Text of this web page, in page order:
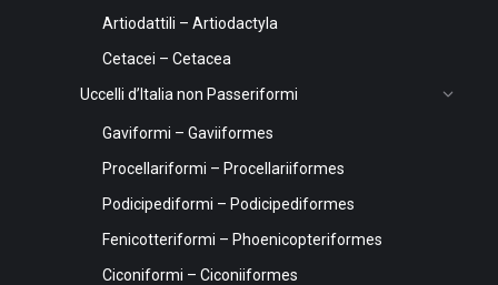
Artiodattili – Artiodactyla
Cetacei – Cetacea
Uccelli d’Italia non Passeriformi
Gaviformi – Gaviiformes
Procellariformi – Procellariiformes
Podicipediformi – Podicipediformes
Fenicotteriformi – Phoenicopteriformes
Ciconiformi – Ciconiiformes